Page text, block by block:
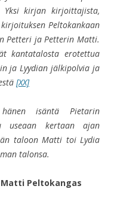
Yksi kirjan kirjoittajista,
Peltokankaan
Petteri ja Petterin Matti.
kantatalosta erotettua
ja Lyydian jälkipolvia ja
[XX]
isäntä Pietarin
useaan kertaan ajan
taloon Matti toi Lydia
talonsa.
Matti Peltokangas